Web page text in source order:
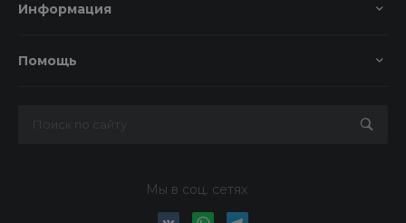
Информация
Помощь
Мы в соц. сетях